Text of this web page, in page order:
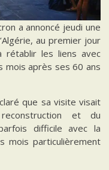
a annoncé jeudi une
au premier jour
rétablir les liens avec
mois après ses 60 ans
que sa visite visait
et du
difficile avec la
mois particulièrement